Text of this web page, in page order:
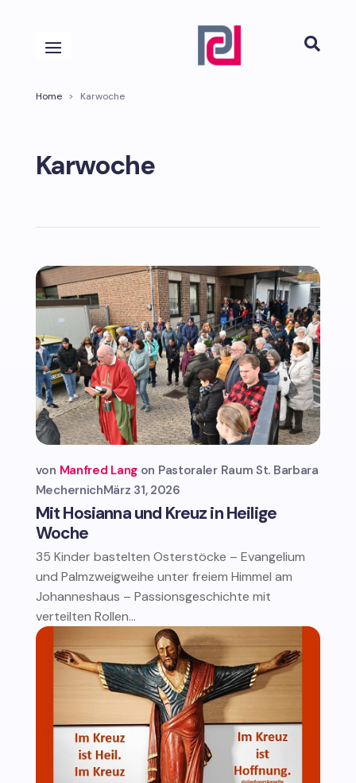

Home > Karwoche
Karwoche
Mit Hosianna und Kreuz in Heilige
Woche
von Manfred Lang
Pastoraler Raum St. Barbara
MechernichMärz 31, 2026
35 Kinder bastelten Osterstöcke – Evangelium
und Palmzweigweihe unter freiem Himmel am
Johanneshaus – Passionsgeschichte mit
verteilten Rollen...